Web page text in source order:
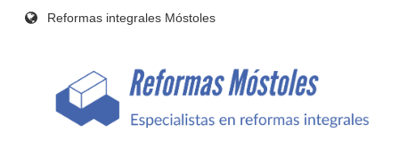
Reformas integrales Móstoles